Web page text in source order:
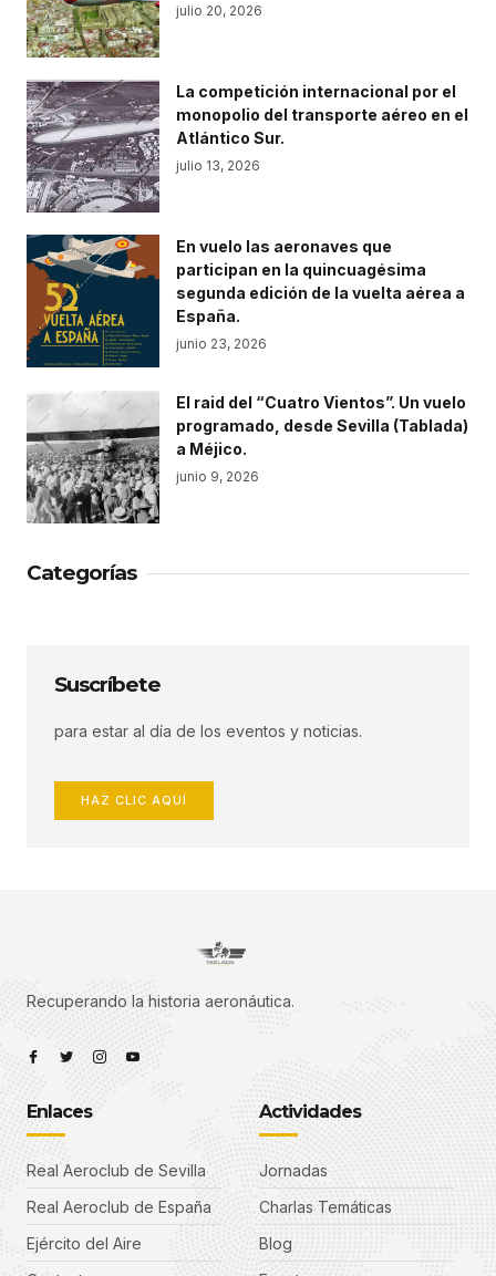
julio 20, 2026
La competición internacional por el
monopolio del transporte aéreo en el
Atlántico Sur.
julio 13, 2026
En vuelo las aeronaves que
participan en la quincuagésima
segunda edición de la vuelta aérea a
España.
junio 23, 2026
El raid del “Cuatro Vientos”. Un vuelo
programado, desde Sevilla (Tablada)
a Méjico.
junio 9, 2026
Categorías
Suscríbete
para estar al día de los eventos y noticias.
HAZ CLIC AQUÍ
Recuperando la historia aeronáutica.
Enlaces
Real Aeroclub de Sevilla
Real Aeroclub de España
Ejército del Aire
Actividades
Jornadas
Charlas Temáticas
Blog